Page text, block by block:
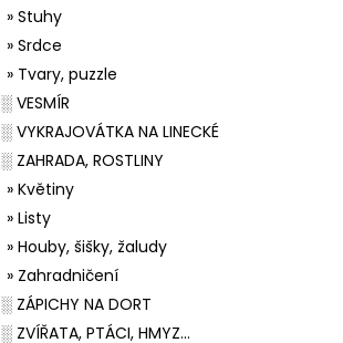
» Stuhy
» Srdce
» Tvary, puzzle
░ VESMÍR
░ VYKRAJOVÁTKA NA LINECKÉ
░ ZAHRADA, ROSTLINY
» Květiny
» Listy
» Houby, šišky, žaludy
» Zahradničení
░ ZÁPICHY NA DORT
░ ZVÍŘATA, PTÁCI, HMYZ...